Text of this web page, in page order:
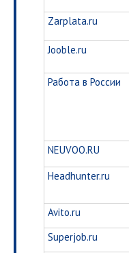
Zarplata.ru
Jooble.ru
Работа в России
NEUVOO.RU
Headhunter.ru
Avito.ru
Superjob.ru